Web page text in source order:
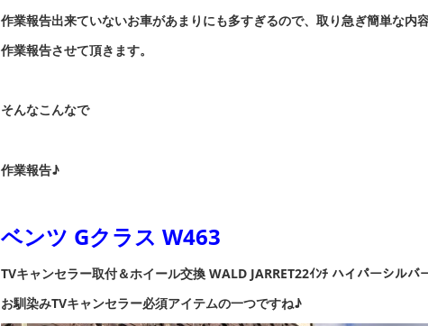
作業報告出来ていないお車があまりにも多すぎるので、取り急ぎ簡単な内
作業報告させて頂きます。
そんなこんなで
作業報告♪
ベンツ Gクラス W463
TVキャンセラー取付＆ホイール交換 WALD JARRET22ｲﾝﾁ ハイパーシルバ
お馴染みTVキャンセラー必須アイテムの一つですね♪